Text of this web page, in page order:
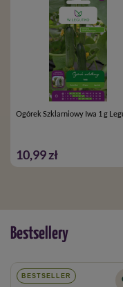
Ogórek Szklarniowy Iwa 1 g
10,99 zł
Bestsellery
BESTSELLER